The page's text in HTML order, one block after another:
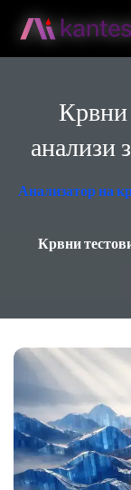
Крвни
анализи
Анализатор на
Крвни